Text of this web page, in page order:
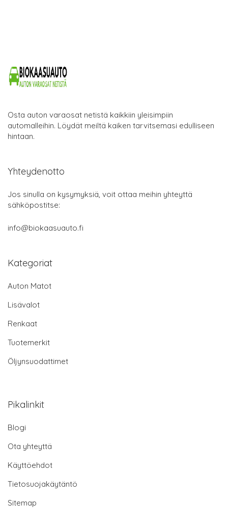
Osta auton varaosat netistä kaikkiin yleisimpiin
automalleihin. Löydät meiltä kaiken tarvitsemasi edulliseen
hintaan.
Yhteydenotto
Jos sinulla on kysymyksiä, voit ottaa meihin yhteyttä
sähköpostitse:
info@biokaasuauto.fi
Kategoriat
Auton Matot
Lisävalot
Renkaat
Tuotemerkit
Öljynsuodattimet
Pikalinkit
Blogi
Ota yhteyttä
Käyttöehdot
Tietosuojakäytäntö
Sitemap